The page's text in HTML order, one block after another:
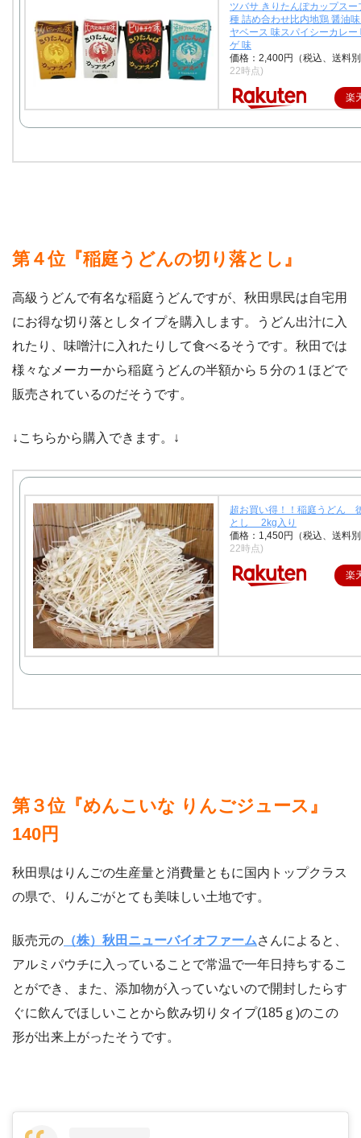
ツバサ きりたんぽカップスー
種 詰め合わせ比内地鶏 醤油
ヤベース 味スパイシーカレー
ゲ 味
価格：2,400円（税込、送料
22時点)
楽
第４位『稲庭うどんの切り落とし』
高級うどんで有名な稲庭うどんですが、秋田県民は自宅用
にお得な切り落としタイプを購入します。うどん出汁に入
れたり、味噌汁に入れたりして食べるそうです。秋田では
様々なメーカーから稲庭うどんの半額から５分の１ほどで
販売されているのだそうです。
↓こちらから購入できます。↓
超お買い得！！稲庭うどん
とし 2kg入り
価格：1,450円（税込、送料
22時点)
楽
第３位『めんこいな りんごジュース』
140円
秋田県はりんごの生産量と消費量ともに国内トップクラス
の県で、りんごがとても美味しい土地です。
販売元の （株）秋田ニューバイオファームさんによると、
アルミパウチに入っていることで常温で一年日持ちするこ
とができ、また、添加物が入っていないので開封したらす
ぐに飲んでほしいことから飲み切りタイプ(185ｇ)のこの
形が出来上がったそうです。